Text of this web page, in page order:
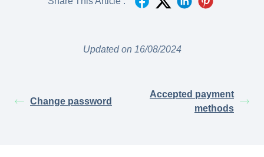
Updated on 16/08/2024
Change password
Accepted payment
methods